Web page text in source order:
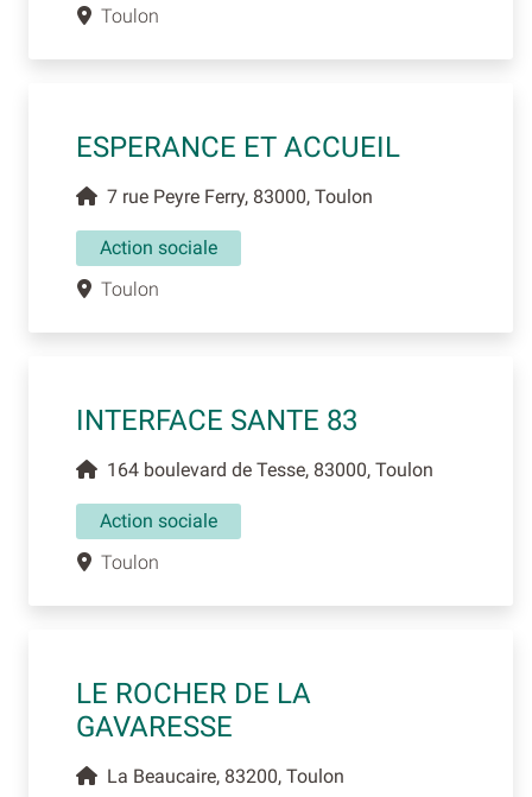
Toulon
ESPERANCE ET ACCUEIL
7 rue Peyre Ferry, 83000, Toulon
Action sociale
Toulon
INTERFACE SANTE 83
164 boulevard de Tesse, 83000, Toulon
Action sociale
Toulon
LE ROCHER DE LA
GAVARESSE
La Beaucaire, 83200, Toulon